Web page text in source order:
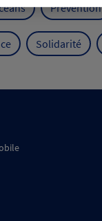
Prévention
Solidarité